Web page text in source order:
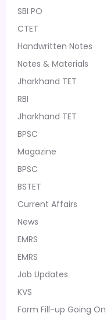
SBI PO
CTET
Handwritten Notes
Notes & Materials
Jharkhand TET
RBI
Jharkhand TET
BPSC
Magazine
BPSC
BSTET
Current Affairs
News
EMRS
EMRS
Job Updates
KVS
Form Fill-up Going On